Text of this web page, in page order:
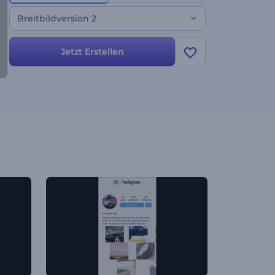
Breitbildversion 2
Jetzt Erstellen